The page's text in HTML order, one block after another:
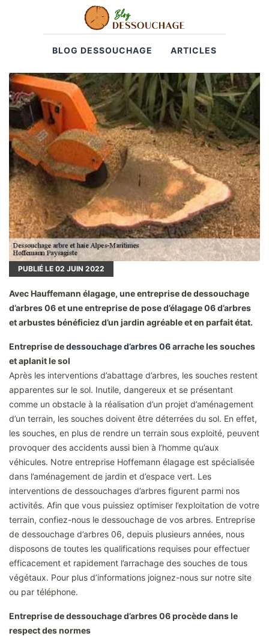
BLOG DESSOUCHAGE ARTICLES
PUBLIÉ LE 02 JUIN 2022
Avec Hauffemann élagage, une entreprise de dessouchage
d’arbres 06 et une entreprise de pose d’élagage 06 d’arbres
et arbustes bénéficiez d’un jardin agréable et en parfait état.
Entreprise dedessouchage d’arbres 06arrache les souches
et aplanit le sol
Après les interventions d’abattage d’arbres, les souches restent
apparentes sur le sol. Inutile, dangereux et se présentant
comme un obstacle à la réalisation d’un projet d’aménagement
d’un terrain, les souches doivent être déterrées du sol. En effet,
les souches, en plus de rendre un terrain sous exploité, peuvent
provoquer des accidents aussi bien à l’homme qu’aux
véhicules. Notre entreprise Hoffemann élagage est spécialisée
dans l’aménagement de jardin et d’espace vert. Les
interventions de dessouchages d’arbres figurent parmi nos
activités. Afin que vous puissiez optimiser l’exploitation de votre
terrain, confiez-nous le dessouchage de vos arbres. Entreprise
de dessouchage d’arbres 06, depuis plusieurs années, nous
disposons de toutes les qualifications requises pour effectuer
efficacement et rapidement l’arrachage des souches de tous
végétaux. Pour plus d’informations joignez-nous sur notre site
ou par téléphone.
Entreprise de dessouchage d’arbres 06 procède dans le
respect des normes